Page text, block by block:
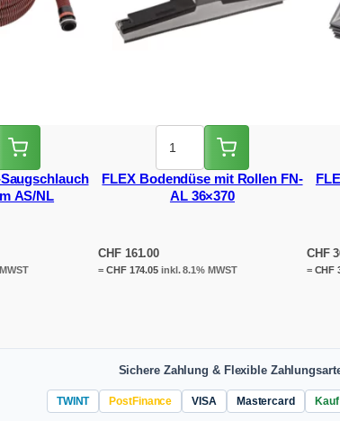
AS/NL
FLEX Bodendüse mit Rollen FN-
AL 36×370
CHF161.00
= CHF174.05 inkl. 8.1% MWST
CHF
= CHF
Sichere Zahlung & Flexible
TWINT PostFinance VISA Mastercard